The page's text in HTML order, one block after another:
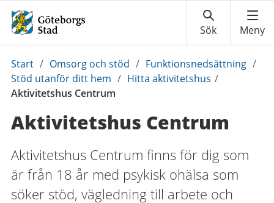
Du
är
här:
Start / Omsorg och stöd / Funktionsnedsättning /
Stöd utanför ditt hem / Hitta aktivitetshus /
Aktivitetshus Centrum
Aktivitetshus Centrum
Aktivitetshus Centrum finns för dig som
är från 18 år med psykisk ohälsa som
söker stöd, vägledning till arbete och